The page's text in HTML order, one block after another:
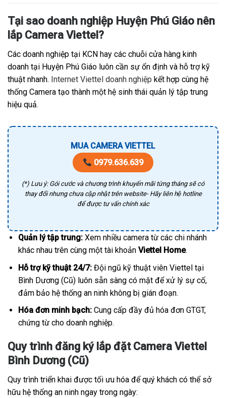
Tại sao doanh nghiệp Huyện Phú Giáo nên
lắp Camera Viettel?
Các doanh nghiệp tại KCN hay các chuỗi cửa hàng kinh
doanh tại Huyện Phú Giáo luôn cần sự ổn định và hỗ trợ kỹ
thuật nhanh. Internet Viettel doanh nghiệp kết hợp cùng hệ
thống Camera tạo thành một hệ sinh thái quản lý tập trung
hiệu quả.
MUA CAMERA VIETTEL
0979.636.639
(*) Lưu ý: Gói cước và chương trình khuyến mãi từng tháng sẽ có
thay đổi nhưng chưa cập nhật trên website- Hãy liên hệ hotline
để được tư vấn chính xác
Quản lý tập trung:Xem nhiều camera từ các chi nhánh
khác nhau trên cùng một tài khoản Viettel Home.
Hỗ trợ kỹ thuật 24/7:Đội ngũ kỹ thuật viên Viettel tại
Bình Dương (Cũ) luôn sẵn sàng có mặt để xử lý sự cố,
đảm bảo hệ thống an ninh không bị gián đoạn.
Hóa đơn minh bạch:Cung cấp đầy đủ hóa đơn GTGT,
chứng từ cho doanh nghiệp.
Quy trình đăng ký lắp đặt Camera Viettel
Bình Dương (Cũ)
Quy trình triển khai được tối ưu hóa để quý khách có thể sở
hữu hệ thống an ninh ngay trong ngày: